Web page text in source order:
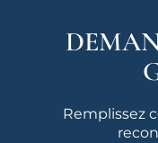
Remplissez